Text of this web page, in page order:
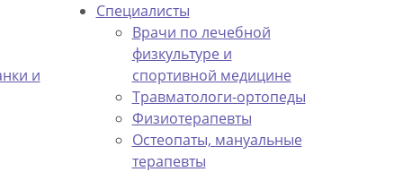
и
Специалисты
Врачи по лечебной
физкультуре и
спортивной медицине
Травматологи-ортопеды
Физиотерапевты
Остеопаты, мануальные
терапевты